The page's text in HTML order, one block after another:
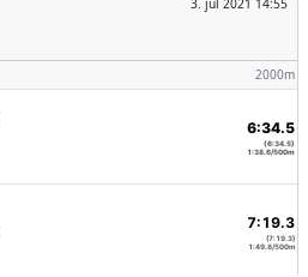
3. jul 2021 14:55
2000m
6:34.5
(6:34.5)
1:38.6/500m
7:19.3
(7:19.3)
1:49.8/500m